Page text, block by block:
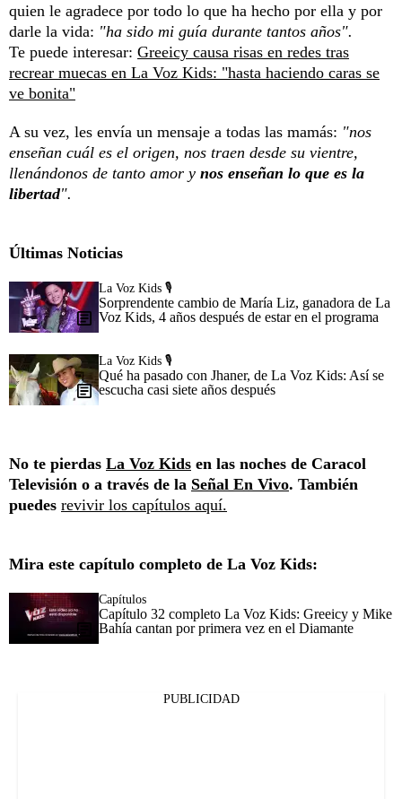
quien le agradece por todo lo que ha hecho por ella y por
darle la vida: "ha sido mi guía durante tantos años".
Te puede interesar: Greeicy causa risas en redes tras
recrear muecas en La Voz Kids: "hasta haciendo caras se
ve bonita"
A su vez, les envía un mensaje a todas las mamás: "nos
enseñan cuál es el origen, nos traen desde su vientre,
llenándonos de tanto amor y nos enseñan lo que es la
libertad".
Últimas Noticias
La Voz Kids 🎙️
Sorprendente cambio de María Liz, ganadora de La
Voz Kids, 4 años después de estar en el programa
La Voz Kids 🎙️
Qué ha pasado con Jhaner, de La Voz Kids: Así se
escucha casi siete años después
No te pierdas La Voz Kids en las noches de Caracol
Televisión o a través de la Señal En Vivo. También
puedes revivir los capítulos aquí.
Mira este capítulo completo de La Voz Kids:
Capítulos
Capítulo 32 completo La Voz Kids: Greeicy y Mike
Bahía cantan por primera vez en el Diamante
PUBLICIDAD